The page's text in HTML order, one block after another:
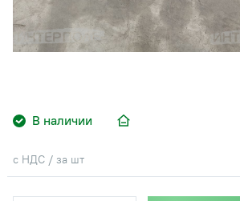
В наличии
с НДС / за шт